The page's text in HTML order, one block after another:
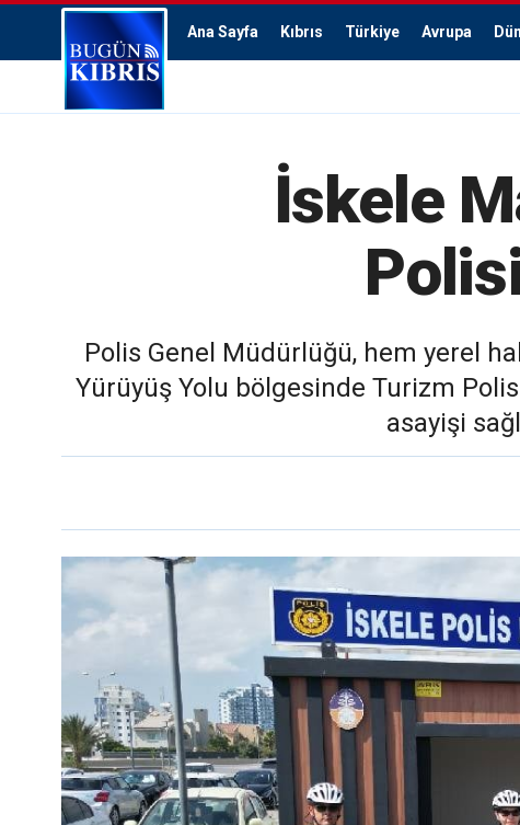
Ana Sayfa Kıbrıs Türkiye Avrupa
İskele
Polis Genel Müdürlüğü, hem yerel
Yürüyüş Yolu bölgesinde Turizm
asayişi